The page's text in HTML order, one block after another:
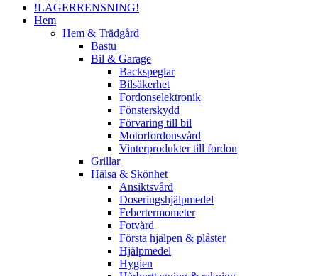
!LAGERRENSNING!
Hem
Hem & Trädgård
Bastu
Bil & Garage
Backspeglar
Bilsäkerhet
Fordonselektronik
Fönsterskydd
Förvaring till bil
Motorfordonsvård
Vinterprodukter till fordon
Grillar
Hälsa & Skönhet
Ansiktsvård
Doseringshjälpmedel
Febertermometer
Fotvård
Första hjälpen & plåster
Hjälpmedel
Hygien